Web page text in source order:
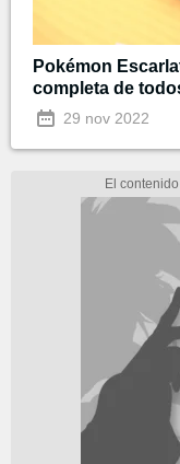
Pokémon
completa de
29 nov 2022